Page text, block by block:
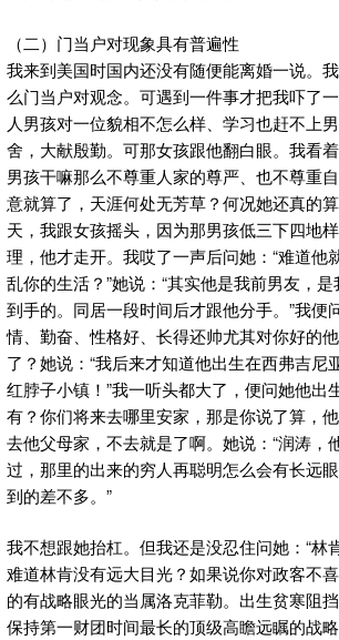
（二）门当户对现象具有普遍性
我来到美国时国内还没有随便能离婚一说。
么门当户对观念。可遇到一件事才把我吓了
人男孩对一位貌相不怎么样、学习也赶不上
舍，大献殷勤。可那女孩跟他翻白眼。我看
男孩干嘛那么不尊重人家的尊严、也不尊重
意就算了，天涯何处无芳草？何况她还真的
天，我跟女孩摇头，因为那男孩低三下四地
理，他才走开。我哎了一声后问她：“难道他
乱你的生活？”她说：“其实他是我前男友，
到手的。同居一段时间后才跟他分手。”我便
情、勤奋、性格好、长得还帅尤其对你好的
了？她说：“我后来才知道他出生在西弗吉尼
红脖子小镇！”我一听头都大了，便问她他出
有？你们将来去哪里安家，那是你说了算，
去他父母家，不去就是了啊。她说：“润涛，
过，那里的出来的穷人再聪明怎么会有长远
到的差不多。”
我不想跟她抬杠。但我还是没忍住问她：“林
难道林肯没有远大目光？如果说你对政客不
的有战略眼光的当属洛克菲勒。出生贫寒阻
保持第一财团时间最长的顶级高瞻远瞩的战略